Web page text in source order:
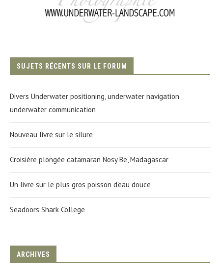
SUJETS RÉCENTS SUR LE FORUM
Divers Underwater positioning, underwater navigation
underwater communication
Nouveau livre sur le silure
Croisière plongée catamaran Nosy Be, Madagascar
Un livre sur le plus gros poisson d'eau douce
Seadoors Shark College
ARCHIVES